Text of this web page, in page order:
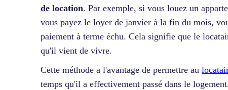
de location. Par exemple, si vous louez un
vous payez le loyer de janvier à la fin du mois,
paiement à terme échu. Cela signifie que le
qu'il vient de vivre.
Cette méthode a l'avantage de permettre au
temps qu'il a effectivement passé dans le